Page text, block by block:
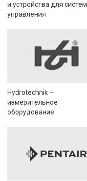
и устройства для систем
управления
Hydrotechnik –
измерительное
оборудование